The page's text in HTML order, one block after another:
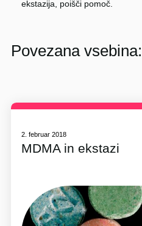
ekstazija, poišči pomoč.
Povezana vsebina:
2. februar 2018
MDMA in ekstazi